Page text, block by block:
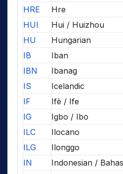
HRE
Hre
HUI
Hui / Huizhou
HU
Hungarian
IB
Iban
IBN
Ibanag
IS
Icelandic
IF
Ifè / Ife
IG
Igbo / Ibo
ILC
Ilocano
ILG
Ilonggo
IN
Indonesian /